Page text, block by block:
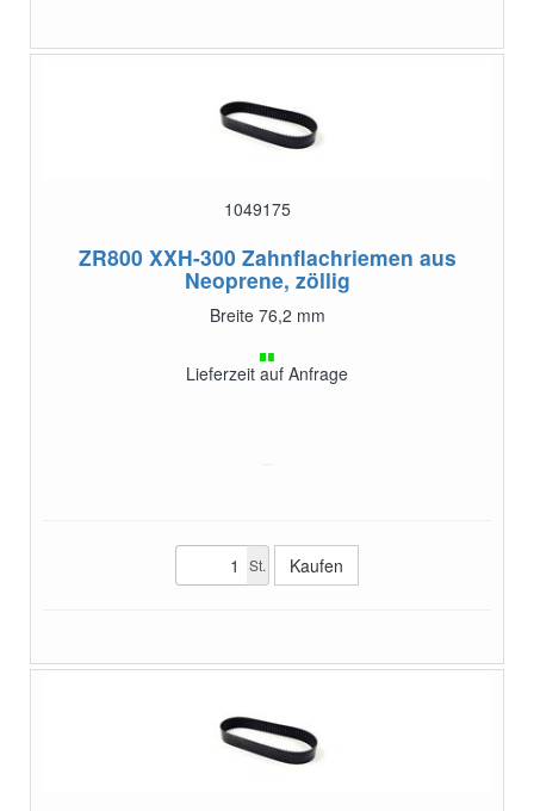
1049175
ZR800 XXH-300 Zahnflachriemen aus
Neoprene, zöllig
Breite 76,2 mm
Lieferzeit auf Anfrage
St.